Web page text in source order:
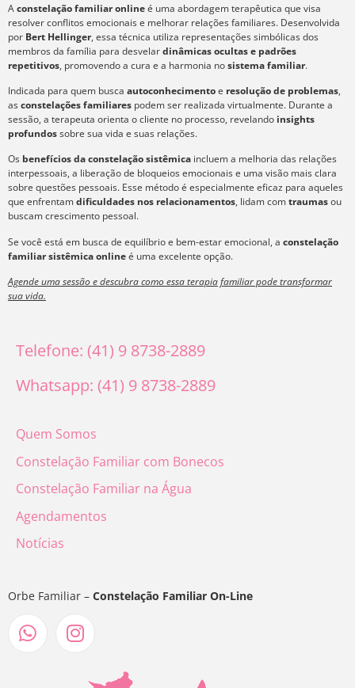
Aconstelação familiar onlineé uma abordagem terapêutica que visa
resolver conflitos emocionais e melhorar relações familiares. Desenvolvida
por Bert Hellinger, essa técnica utiliza representações simbólicas dos
membros da família para desvelardinâmicas ocultas e padrões
repetitivos, promovendo a cura e a harmonia nosistema familiar.
Indicada para quem busca autoconhecimentoe resolução de problemas,
asconstelações familiares podem ser realizada virtualmente. Durante a
sessão, a terapeuta orienta o cliente no processo, revelando insights
profundossobre sua vida e suas relações.
Os benefícios da constelação sistêmica incluem a melhoria das relações
interpessoais, a liberação de bloqueios emocionais e uma visão mais clara
sobre questões pessoais. Esse método é especialmente eficaz para aqueles
que enfrentamdificuldades nos relacionamentos, lidam comtraumasou
buscam crescimento pessoal.
Se você está em busca de equilíbrio e bem-estar emocional, a constelação
familiar sistêmica onlineé uma excelente opção.
Agende uma sessão e descubra como essa terapia familiar pode transformar
sua vida.
Telefone: (41) 9 8738-2889
Whatsapp: (41) 9 8738-2889
Quem Somos
Constelação Familiar com Bonecos
Constelação Familiar na Água
Agendamentos
Notícias
Orbe Familiar – Constelação Familiar On-Line